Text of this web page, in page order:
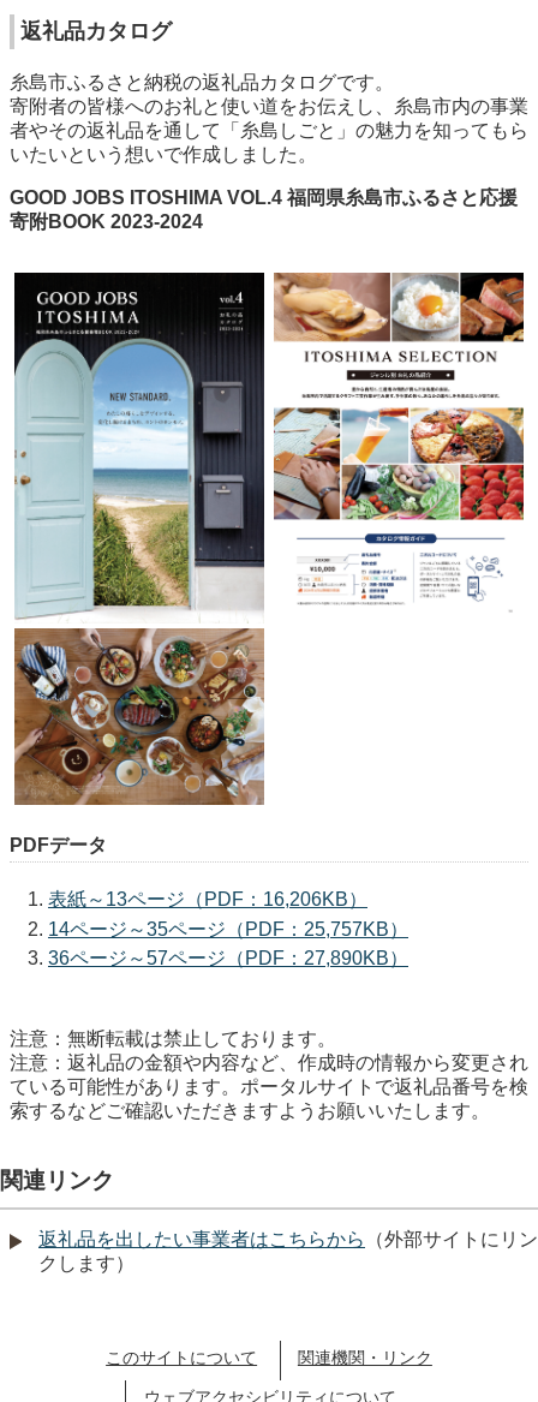
返礼品カタログ
糸島市ふるさと納税の返礼品カタログです。
寄附者の皆様へのお礼と使い道をお伝えし、糸島市内の事業
者やその返礼品を通して「糸島しごと」の魅力を知ってもら
いたいという想いで作成しました。
GOOD JOBS ITOSHIMA VOL.4 福岡県糸島市ふるさと応援
寄附BOOK 2023-2024
PDFデータ
表紙～13ページ（PDF：16,206KB）
14ページ～35ページ（PDF：25,757KB）
36ページ～57ページ（PDF：27,890KB）
注意：無断転載は禁止しております。
注意：返礼品の金額や内容など、作成時の情報から変更され
ている可能性があります。ポータルサイトで返礼品番号を検
索するなどご確認いただきますようお願いいたします。
関連リンク
返礼品を出したい事業者はこちらから
（外部サイトにリン
クします）
このサイトについて 関連機関・リンク
ウェブアクセシビリティについて